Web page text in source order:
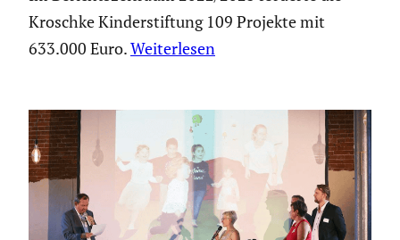
Kroschke Kinderstiftung 109 Projekte mit
633.000 Euro.Weiterlesen